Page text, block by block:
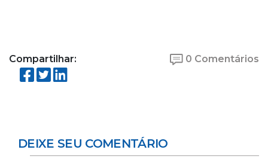
Compartilhar: 0 Comentários
DEIXE SEU COMENTÁRIO